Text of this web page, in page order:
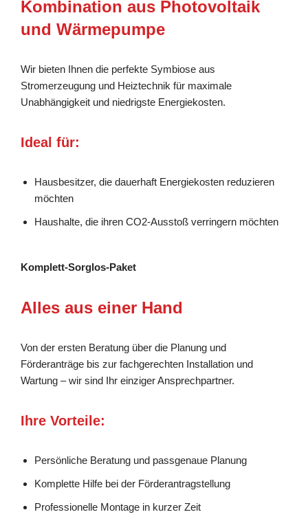
Kombination aus Photovoltaik
und Wärmepumpe
Wir bieten Ihnen die perfekte Symbiose aus
Stromerzeugung und Heiztechnik für maximale
Unabhängigkeit und niedrigste Energiekosten.
Ideal für:
Hausbesitzer, die dauerhaft Energiekosten reduzieren
möchten
Haushalte, die ihren CO2-Ausstoß verringern möchten
Komplett-Sorglos-Paket
Alles aus einer Hand
Von der ersten Beratung über die Planung und
Förderanträge bis zur fachgerechten Installation und
Wartung – wir sind Ihr einziger Ansprechpartner.
Ihre Vorteile:
Persönliche Beratung und passgenaue Planung
Komplette Hilfe bei der Förderantragstellung
Professionelle Montage in kurzer Zeit